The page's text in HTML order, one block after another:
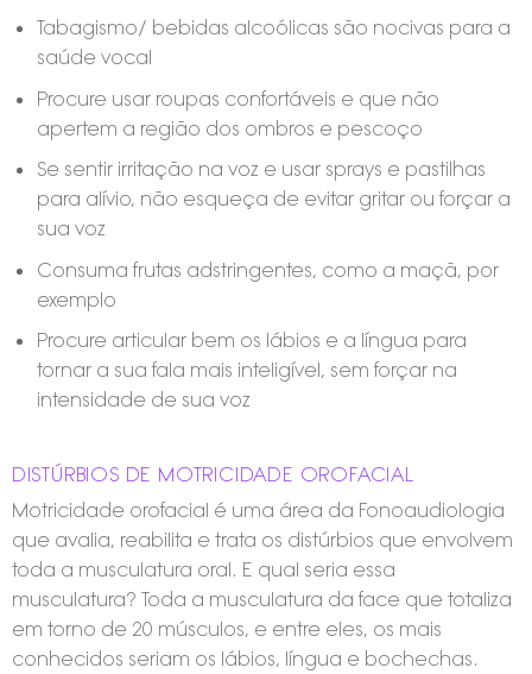
Tabagismo/ bebidas alcoólicas são nocivas para a
saúde vocal
Procure usar roupas confortáveis e que não
apertem a região dos ombros e pescoço
Se sentir irritação na voz e usar sprays e pastilhas
para alívio, não esqueça de evitar gritar ou forçar a
sua voz
Consuma frutas adstringentes, como a maçã, por
exemplo
Procure articular bem os lábios e a língua para
tornar a sua fala mais inteligível, sem forçar na
intensidade de sua voz
DISTÚRBIOS DE MOTRICIDADE OROFACIAL
Motricidade orofacial é uma área da Fonoaudiologia
que avalia, reabilita e trata os distúrbios que envolvem
toda a musculatura oral. E qual seria essa
musculatura? Toda a musculatura da face que totaliza
em torno de 20 músculos, e entre eles, os mais
conhecidos seriam os lábios, língua e bochechas.